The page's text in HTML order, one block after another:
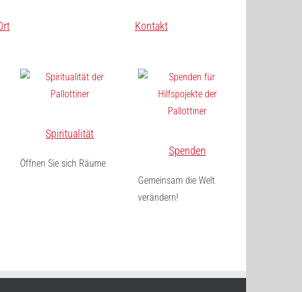
Kontakt
Spiritualität
Öffnen Sie sich Räume
Spenden
Gemeinsam die Welt
verändern!